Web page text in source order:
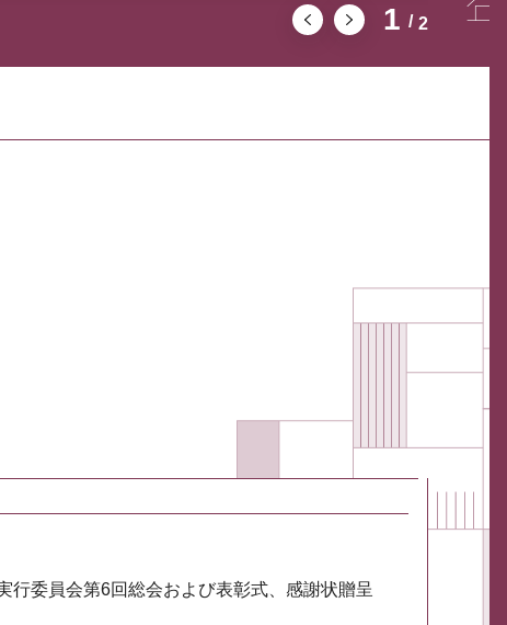
1 2
行委員会第6回総会および表彰式、感謝状贈呈